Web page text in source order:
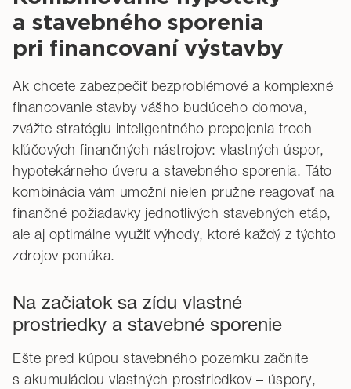
a stavebného sporenia
pri financovaní výstavby
Ak chcete zabezpečiť bezproblémové a komplexné
financovanie stavby vášho budúceho domova,
zvážte stratégiu inteligentného prepojenia troch
kľúčových finančných nástrojov: vlastných úspor,
hypotekárneho úveru a stavebného sporenia. Táto
kombinácia vám umožní nielen pružne reagovať na
finančné požiadavky jednotlivých stavebných etáp,
ale aj optimálne využiť výhody, ktoré každý z týchto
zdrojov ponúka.
Na začiatok sa zídu vlastné
prostriedky a stavebné sporenie
Ešte pred kúpou stavebného pozemku začnite
s akumuláciou vlastných prostriedkov – úspory,